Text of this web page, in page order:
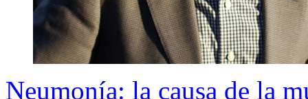
Neumonía: la causa de la